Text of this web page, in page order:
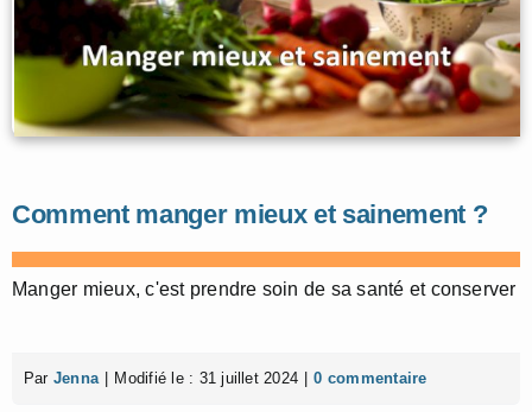
Comment manger mieux et sainement ?
Manger mieux, c'est prendre soin de sa santé et conserver
Par Jenna | Modifié le : 31 juillet 2024 | 0 commentaire